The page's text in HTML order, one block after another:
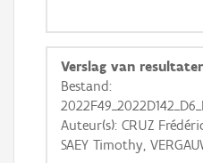
Basis Lagen
OSM-Basiskaart
Verslag van
Bestand:
Auteur(s): CRUZ
SAEY Timothy,